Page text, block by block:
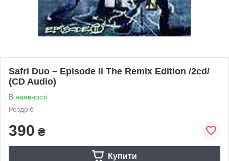
Safri Duo – Episode Ii The Remix Edition /2cd/
(CD Audio)
В наявності
Роздріб
390 ₴
Купити